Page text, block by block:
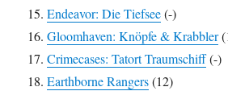
Endeavor: Die Tiefsee(-)
Gloomhaven: Knöpfe & Krabbler
Crimecases: Tatort Traumschiff(-)
Earthborne Rangers(12)